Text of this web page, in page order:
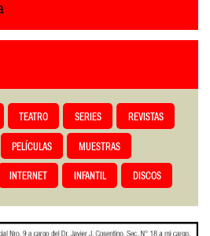
TEATRO SERIES REVISTAS
PELÍCULAS MUESTRAS
INTERNET INFANTIL DISCOS